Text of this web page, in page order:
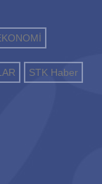
STK Haber